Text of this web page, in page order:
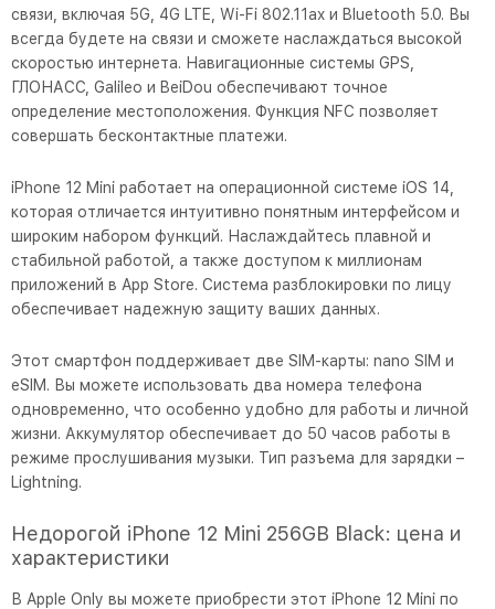
связи, включая 5G, 4G LTE, Wi-Fi 802.11ax и Bluetooth 5.0. Вы
всегда будете на связи и сможете наслаждаться высокой
скоростью интернета. Навигационные системы GPS,
ГЛОНАСС, Galileo и BeiDou обеспечивают точное
определение местоположения. Функция NFC позволяет
совершать бесконтактные платежи.
iPhone 12 Mini работает на операционной системе iOS 14,
которая отличается интуитивно понятным интерфейсом и
широким набором функций. Наслаждайтесь плавной и
стабильной работой, а также доступом к миллионам
приложений в App Store. Система разблокировки по лицу
обеспечивает надежную защиту ваших данных.
Этот смартфон поддерживает две SIM-карты: nano SIM и
eSIM. Вы можете использовать два номера телефона
одновременно, что особенно удобно для работы и личной
жизни. Аккумулятор обеспечивает до 50 часов работы в
режиме прослушивания музыки. Тип разъема для зарядки –
Lightning.
Недорогой iPhone 12 Mini 256GB Black: цена и
характеристики
В Apple Only вы можете приобрести этот iPhone 12 Mini по